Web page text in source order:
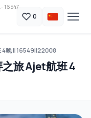
- 16547
0
4晚 || 16549||22008
旅 Ajet航班 4